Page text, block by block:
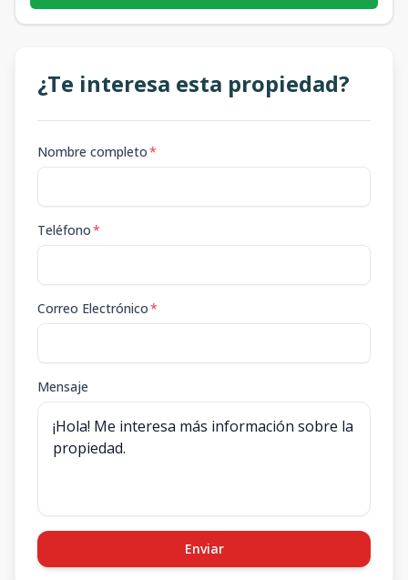
¿Te interesa esta propiedad?
Nombre completo*
Teléfono*
Correo Electrónico*
Mensaje
Enviar